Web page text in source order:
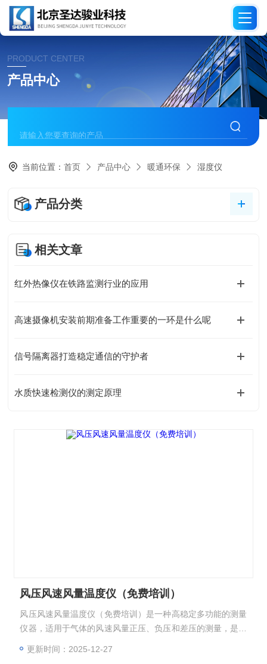
PRODUCT CENTER
产品中心
当前位置：首页 产品中心 暖通环保 湿度仪
产品分类
相关文章
红外热像仪在铁路监测行业的应用
高速摄像机安装前期准备工作重要的一环是什么呢
信号隔离器打造稳定通信的守护者
水质快速检测仪的测定原理
风压风速风量温度仪（免费培训）
风压风速风量温度仪（免费培训）是一种高稳定多功能的测量
仪器，适用于气体的风速风量正压、负压和差压的测量，是各
更新时间：2025-12-27